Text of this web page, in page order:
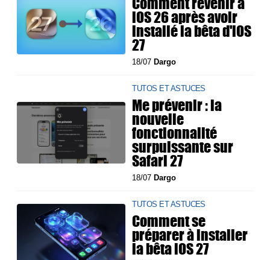
iOS 26 après avoir
installé la bêta d'iOS
27
18/07Dargo
TUTOS ET ASTUCES
Me prévenir : la
nouvelle
fonctionnalité
surpuissante sur
Safari 27
18/07Dargo
TUTOS ET ASTUCES
Comment se
préparer à installer
la bêta iOS 27